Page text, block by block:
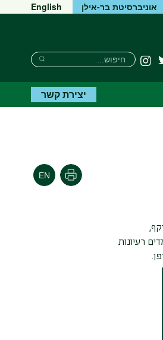
אוניברסיטת בר-אילן English
טוויטרInstagram
חיפוש
חיפוש
חיפוש
יצירת קשר
הדפסה
רעיונות